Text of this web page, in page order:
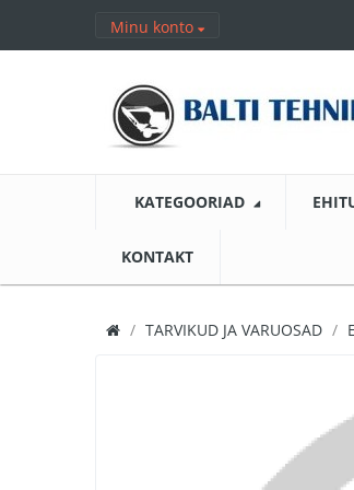
Minu konto
KATEGOORIAD
KONTAKT
TARVIKUD JA VARUOSAD